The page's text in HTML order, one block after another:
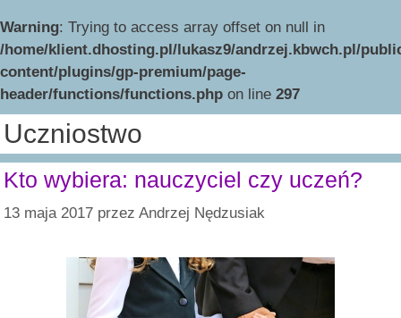
Warning: Trying to access array offset on null in
/home/klient.dhosting.pl/lukasz9/andrzej.kbwch.pl/
content/plugins/gp-premium/page-
header/functions/functions.php on line 297
Uczniostwo
Kto wybiera: nauczyciel czy uczeń?
13 maja 2017 przez Andrzej Nędzusiak